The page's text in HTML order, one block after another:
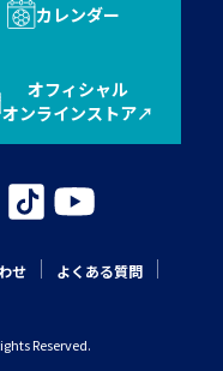
カレンダー
オフィシャル
オンラインストア
せ
よくある質問
Reserved.